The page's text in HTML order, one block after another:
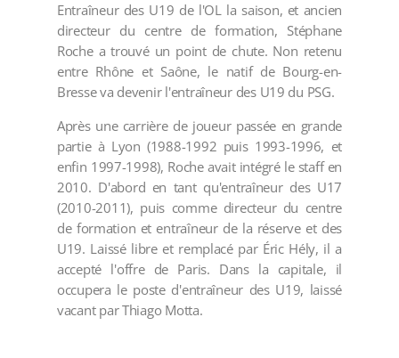
Entraîneur des U19 de l'OL la saison, et ancien
directeur du centre de formation, Stéphane
Roche a trouvé un point de chute. Non retenu
entre Rhône et Saône, le natif de Bourg-en-
Bresse va devenir l'entraîneur des U19 du PSG.
Après une carrière de joueur passée en grande
partie à Lyon (1988-1992 puis 1993-1996, et
enfin 1997-1998), Roche avait intégré le staff en
2010. D'abord en tant qu'entraîneur des U17
(2010-2011), puis comme directeur du centre
de formation et entraîneur de la réserve et des
U19. Laissé libre et remplacé par Éric Hély, il a
accepté l'offre de Paris. Dans la capitale, il
occupera le poste d'entraîneur des U19, laissé
vacant par Thiago Motta.